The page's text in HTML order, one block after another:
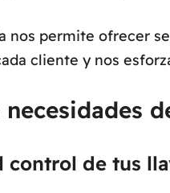
nos permite ofrecer
cliente y nos
control de tus